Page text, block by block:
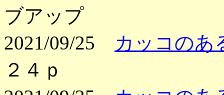
ブアップ
2021/09/25
カッコの
２４ｐ